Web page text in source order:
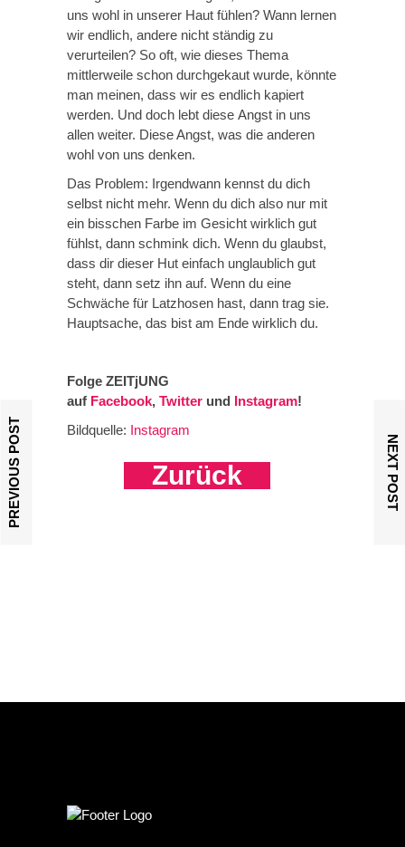
uns wohl in unserer Haut fühlen? Wann lernen
wir endlich, andere nicht ständig zu
verurteilen? So oft, wie dieses Thema
mittlerweile schon durchgekaut wurde, könnte
man meinen, dass wir es endlich kapiert
werden. Und doch lebt diese Angst in uns
allen weiter. Diese Angst, was die anderen
wohl von uns denken.
Das Problem: Irgendwann kennst du dich
selbst nicht mehr. Wenn du dich also nur mit
ein bisschen Farbe im Gesicht wirklich gut
fühlst, dann schmink dich. Wenn du glaubst,
dass dir dieser Hut einfach unglaublich gut
steht, dann setz ihn auf. Wenn du eine
Schwäche für Latzhosen hast, dann trag sie.
Hauptsache, das bist am Ende wirklich du.
Folge ZEITjUNG
auf Facebook, Twitter und Instagram!
Bildquelle: Instagram
Zurück
PREVIOUS POST NEXT POST